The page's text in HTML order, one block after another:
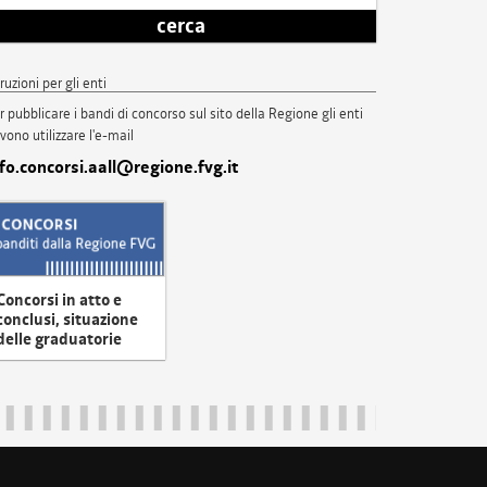
cerca
per gli enti
pubblicare i bandi di concorso sul sito della Regione gli enti
utilizzare l'e-mail
in atto e
situazione
graduatorie